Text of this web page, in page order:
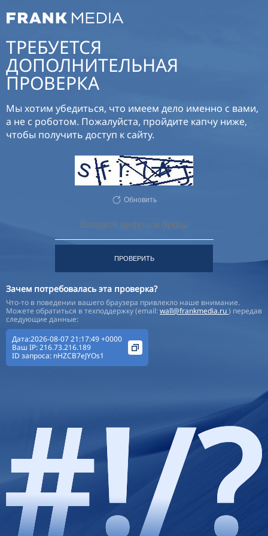
ТРЕБУЕТСЯ
ДОПОЛНИТЕЛЬНАЯ
ПРОВЕРКА
Мы хотим убедиться, что имеем дело именно с вами,
а не с роботом. Пожалуйста, пройдите капчу ниже,
чтобы получить доступ к сайту.
Обновить
ПРОВЕРИТЬ
Зачем потребовалась эта проверка?
Что-то в поведении вашего браузера привлекло наше внимание.
Можете обратиться в техподдержку (email:wall@frankmedia.ru) передав
следующие данные:
Дата:2026-08-07 21:17:49 +0000
Ваш IP:216.73.216.189
ID запроса: nHZCB7eJYOs1